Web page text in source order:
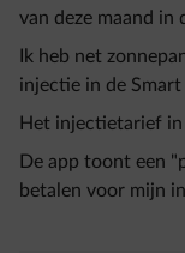
van deze maand in
Ik heb net
injectie in de
Het injectietarief
De app toont een
betalen voor mijn